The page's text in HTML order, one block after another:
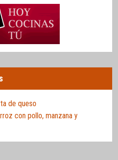
de queso
con pollo, manzana y